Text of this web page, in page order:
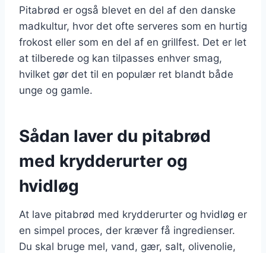
Pitabrød er også blevet en del af den danske
madkultur, hvor det ofte serveres som en hurtig
frokost eller som en del af en grillfest. Det er let
at tilberede og kan tilpasses enhver smag,
hvilket gør det til en populær ret blandt både
unge og gamle.
Sådan laver du pitabrød
med krydderurter og
hvidløg
At lave pitabrød med krydderurter og hvidløg er
en simpel proces, der kræver få ingredienser.
Du skal bruge mel, vand, gær, salt, olivenolie,